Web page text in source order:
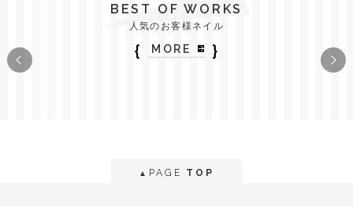
BEST OF WORKS
人気のお客様ネイル
｛ MORE ｝
▲ PAGE TOP